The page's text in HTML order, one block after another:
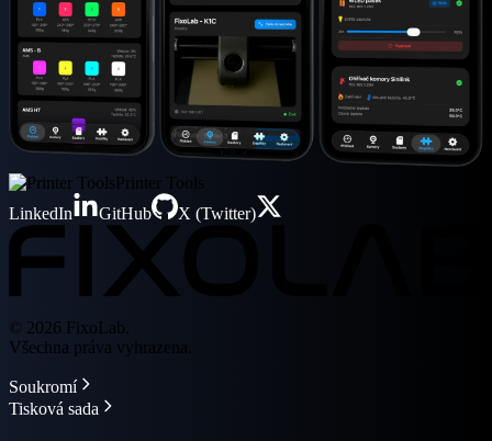
Printer Tools
LinkedIn
GitHub X (Twitter)
© 2026 FixoLab.
Všechna práva vyhrazena.
Soukromí
Tisková sada